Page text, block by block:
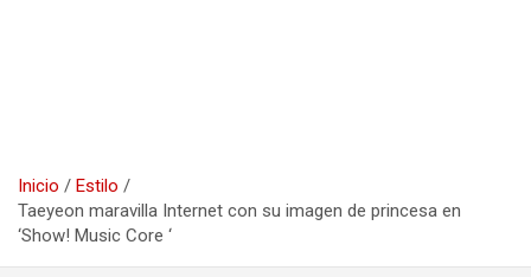
Inicio
Estilo
Taeyeon maravilla Internet con su imagen de princesa en
‘Show! Music Core ‘